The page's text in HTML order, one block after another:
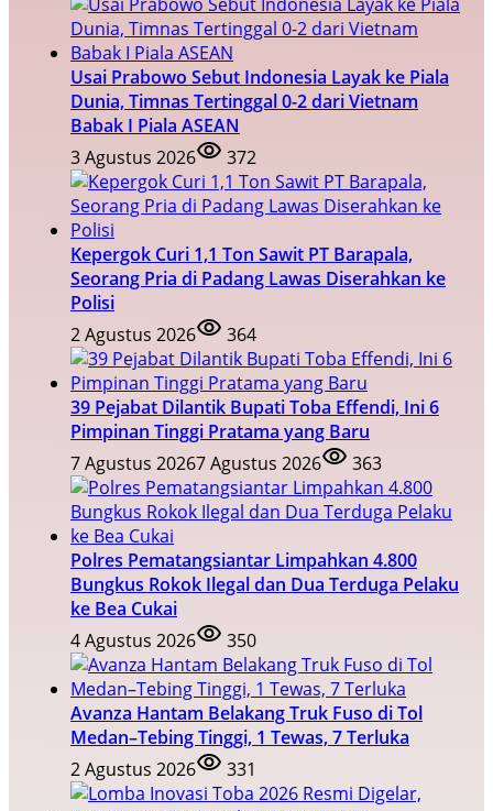
Usai Prabowo Sebut Indonesia Layak ke Piala
Dunia, Timnas Tertinggal 0-2 dari Vietnam
Babak I Piala ASEAN
3 Agustus 2026
372
Kepergok Curi 1,1 Ton Sawit PT Barapala,
Seorang Pria di Padang Lawas Diserahkan ke
Polisi
2 Agustus 2026
364
39 Pejabat Dilantik Bupati Toba Effendi, Ini 6
Pimpinan Tinggi Pratama yang Baru
7 Agustus 20267 Agustus 2026 363
Polres Pematangsiantar Limpahkan 4.800
Bungkus Rokok Ilegal dan Dua Terduga Pelaku
ke Bea Cukai
4 Agustus 2026
350
Avanza Hantam Belakang Truk Fuso di Tol
Medan–Tebing Tinggi, 1 Tewas, 7 Terluka
2 Agustus 2026
331